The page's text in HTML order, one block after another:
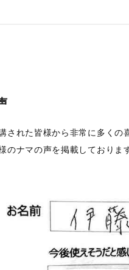
された皆様から非常に多くの
のナマの声を掲載しておりま